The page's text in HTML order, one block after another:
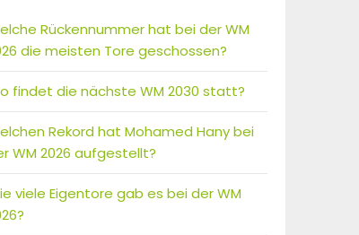
Rückennummer hat bei der WM
die meisten Tore geschossen?
findet die nächste WM 2030 statt?
Rekord hat Mohamed Hany bei
WM 2026 aufgestellt?
viele Eigentore gab es bei der WM